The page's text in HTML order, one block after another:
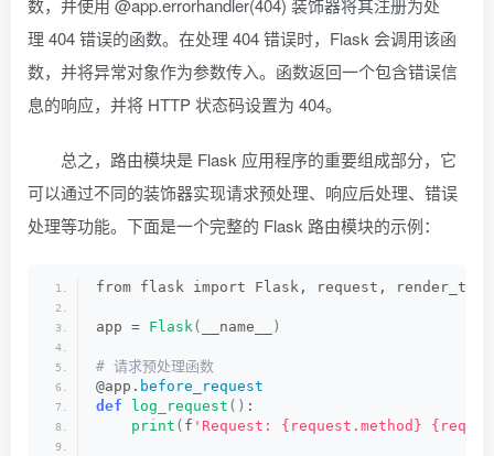
数，并使用 @app.errorhandler(404) 装饰器将其注册为处
理 404 错误的函数。在处理 404 错误时，Flask 会调用该函
数，并将异常对象作为参数传入。函数返回一个包含错误信
息的响应，并将 HTTP 状态码设置为 404。
总之，路由模块是 Flask 应用程序的重要组成部分，它
可以通过不同的装饰器实现请求预处理、响应后处理、错误
处理等功能。下面是一个完整的 Flask 路由模块的示例：
from flask import Flask, request,
app = Flask( __name__ )
# 请求预处理函数
@app. before_request
def
log_request () :
print ( f 'Request: {request.method}